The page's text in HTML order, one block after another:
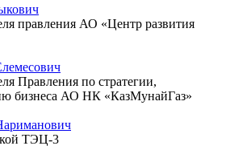
правления АО «Центр развития
Правления по стратегии,
бизнеса АО НК «КазМунайГаз»
ТЭЦ-3